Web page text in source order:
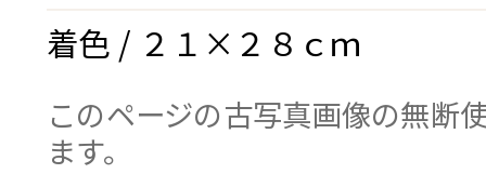
着色 / ２１×２８ｃｍ
このページの古写真画像の無断
ます。